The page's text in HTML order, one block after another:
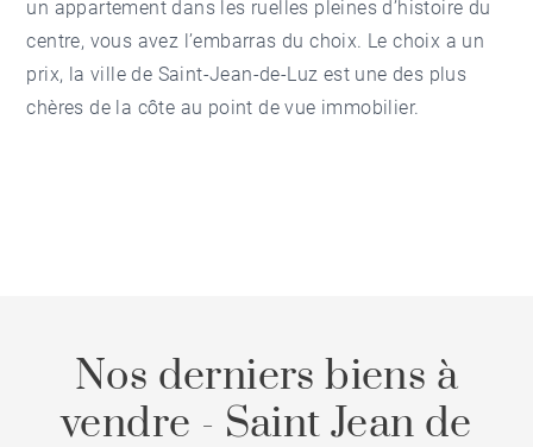
un appartement dans les ruelles pleines d’histoire du
centre, vous avez l’embarras du choix. Le choix a un
prix, la ville de Saint-Jean-de-Luz est une des plus
chères de la côte au point de vue immobilier.
Nos derniers biens à
vendre - Saint Jean de